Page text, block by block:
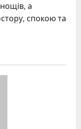
а
спокою та